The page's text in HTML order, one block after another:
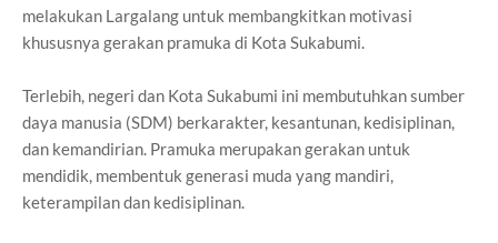
melakukan Largalang untuk membangkitkan motivasi
khususnya gerakan pramuka di Kota Sukabumi.
Terlebih, negeri dan Kota Sukabumi ini membutuhkan sumber
daya manusia (SDM) berkarakter, kesantunan, kedisiplinan,
dan kemandirian. Pramuka merupakan gerakan untuk
mendidik, membentuk generasi muda yang mandiri,
keterampilan dan kedisiplinan.